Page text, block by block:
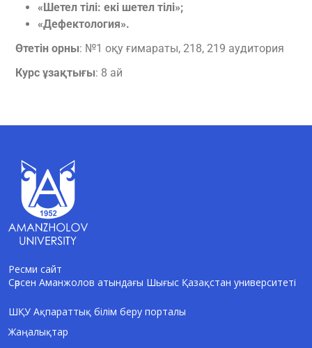
«Шетел тілі: екі шетел тілі»;
«Дефектология».
Өтетін орны: №1 оқу ғимараты, 218, 219 аудитория
Курс ұзақтығы: 8 ай
Ресми сайт
Сәрсен Аманжолов атындағы Шығыс Қазақстан университеті
ШҚУ Ақпараттық білім беру порталы
Жаңалықтар
AI-Talapker
Сәлем! Мен AI-Talapker — Сәрсен